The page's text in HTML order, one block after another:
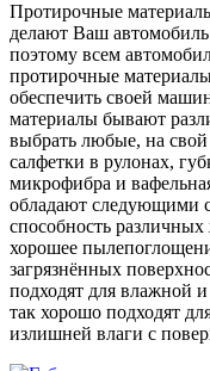
Протирочные
делают Ваш
поэтому всем
протирочные
обеспечить своей
материалы бывают
выбрать любые, на
салфетки в рулонах,
микрофибра и
обладают следующими
способность
хорошее
загрязнённых
подходят для влажной
так хорошо подходят
излишней влаги с